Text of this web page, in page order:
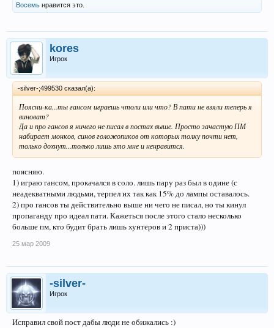
Восемь нравится это.
kores
Игрок
-silver-;499530 сказал(а):
Поясни-ка...ты гансом играешь чтоли или что? В пати не взяли теперь я
виноват?
Да и про гансов я ничего не писал в постах выше. Просто зачастую ПМ
набирает монков, синов голожопиков от которых толку почти нет,
только дохнут...только лишь это мне и ненравится.
поясняю.
1) играю гансом, прокачался в соло. лишь пару раз был в одине (с
неадекватными людьми, терпел их так как 15% до лампы оставалось.
2) про гансов ты действительно выше ни чего не писал, но ты кинул
пропаганду про идеал пати. Кажеться после этого стало несколько
больше пм, кто будит брать лишь хунтеров и 2 приста)))
25 мар 2009
-silver-
Игрок
Исправил свой пост дабы люди не обижались :)